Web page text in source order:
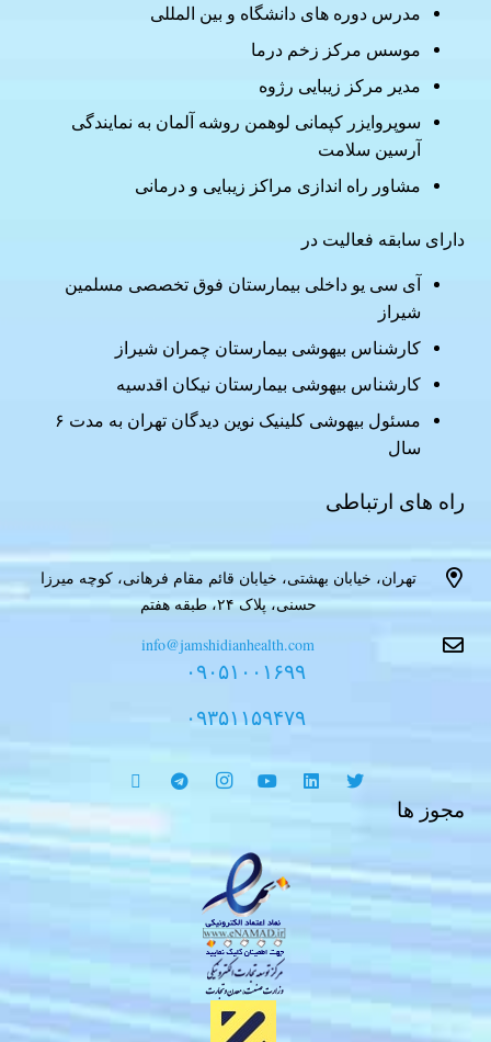
مدرس دوره های دانشگاه و بین المللی
موسس مرکز زخم درما
مدیر مرکز زیبایی رژوه
سوپروایزر کپمانی لوهمن روشه آلمان به نمایندگی
آرسین سلامت
مشاور راه اندازی مراکز زیبایی و درمانی
دارای سابقه فعالیت در
آی سی یو داخلی بیمارستان فوق تخصصی مسلمین
شیراز
کارشناس بیهوشی بیمارستان چمران شیراز
کارشناس بیهوشی بیمارستان نیکان اقدسیه
مسئول بیهوشی کلینیک نوین دیدگان تهران به مدت ۶
سال
راه های ارتباطی
تهران، خیابان بهشتی، خیابان قائم مقام فرهانی، کوچه میرزا
حسنی، پلاک ۲۴، طبقه هفتم
info@jamshidianhealth.com
۰۹۰۵۱۰۰۱۶۹۹
۰۹۳۵۱۱۵۹۴۷۹
مجوز ها